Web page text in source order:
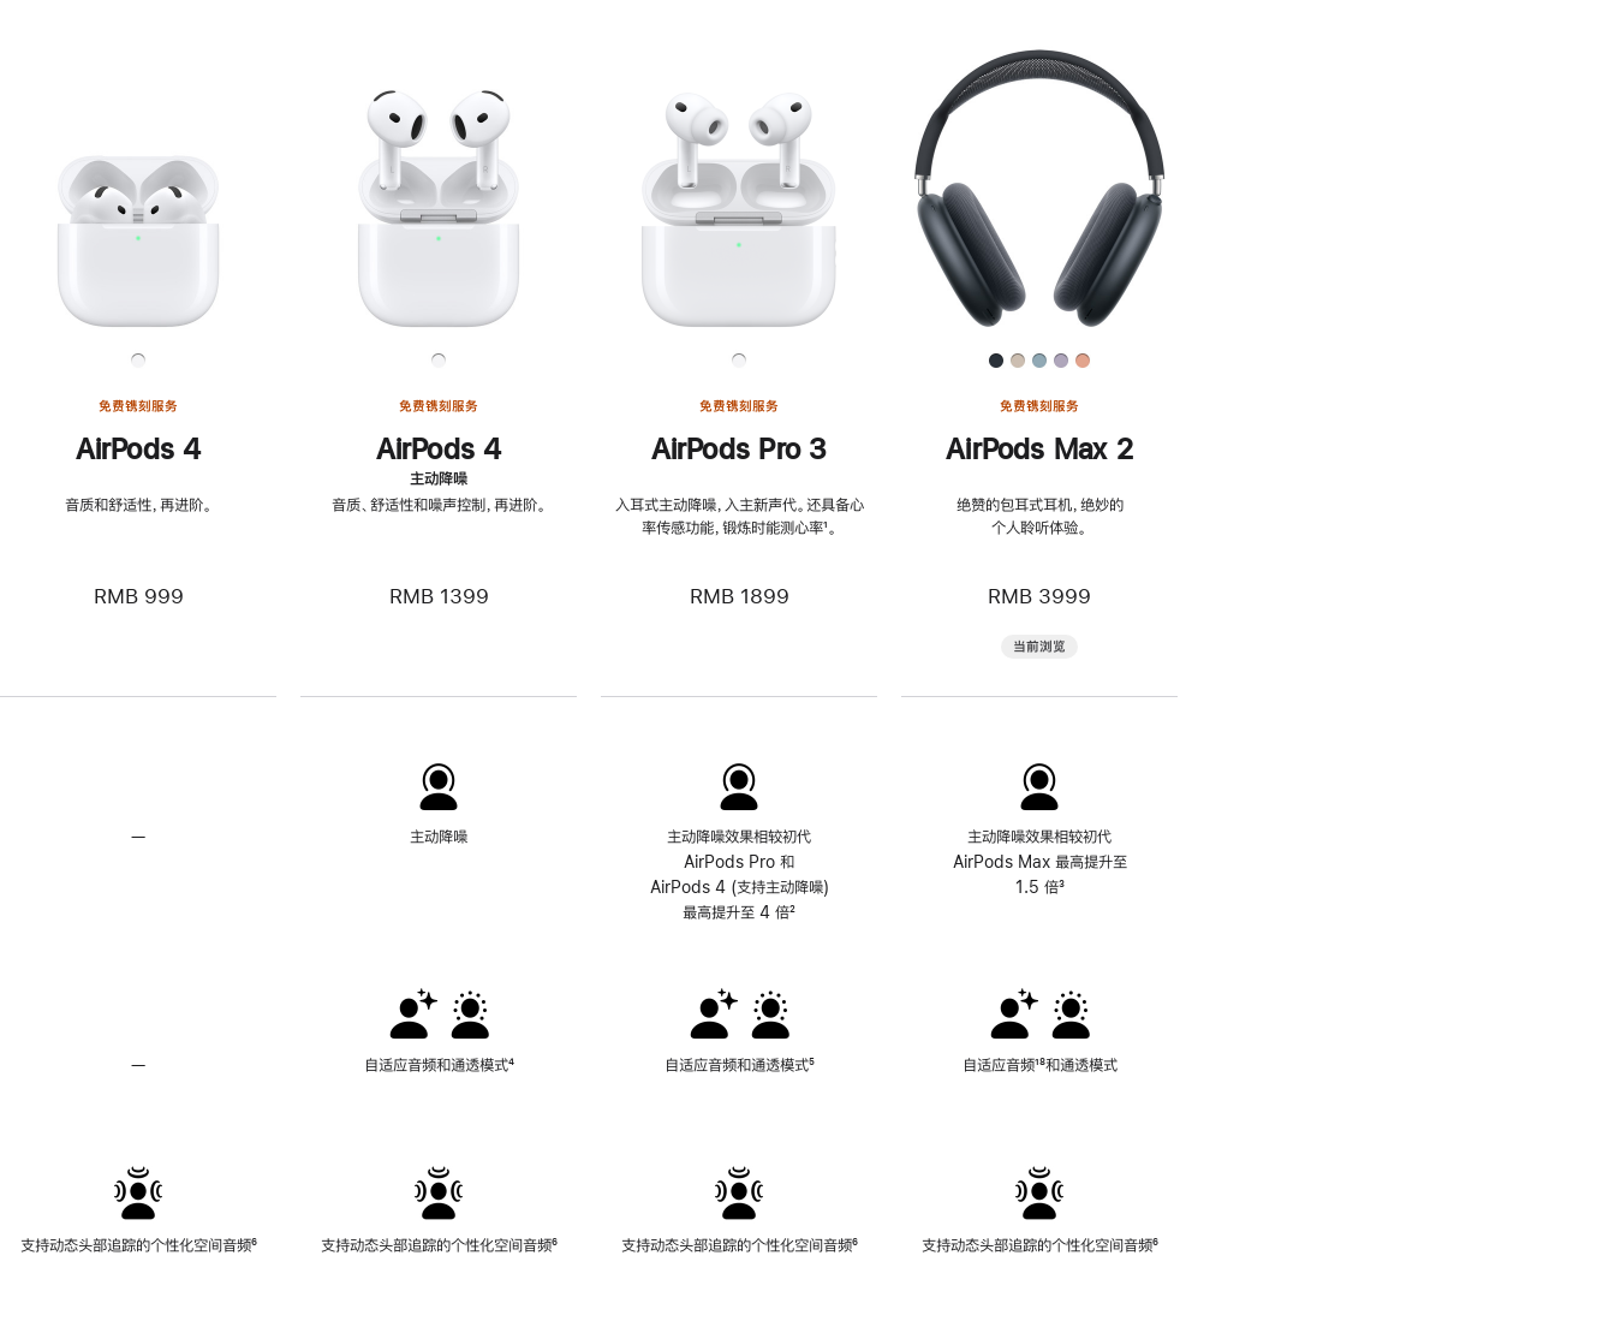
免费镌刻服务
AirPods 4
音质和舒适性，再进阶。
RMB 999
—
—
适
应
音
频
支持动态头部追踪的个性化空间音频脚
⁶
免费镌刻服务
AirPods 4
主动降噪
音质、舒适性和噪声控制，再进阶。
RMB 1399
主动降噪
自适应音频和通透模式脚
⁴
支持动态头部追踪的个性化空间音频脚
⁶
免费镌刻服务
AirPods Pro 3
入耳式主动降噪，入主新声代。还具备心
率传感功能，锻炼时能测心率脚
¹。
RMB 1899
主动降噪效果相较初代
AirPods Pro 和
AirPods 4 (支持主动降噪)
最高提升至 4 倍脚
²
自适应音频和通透模式脚
⁵
支持动态头部追踪的个性化空间音频脚
⁶
免费镌刻服务
AirPods Max 2
绝赞的包耳式耳机，绝妙的
个人聆听体验。
RMB 3999
当前浏览
主动降噪效果相较初代
AirPods Max 最高提升至
1.5 倍脚
³
自适应音频脚
¹⁸和通透模式
支持动态头部追踪的个性化空间音频脚
⁶